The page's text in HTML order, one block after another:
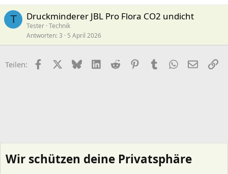
T Druckminderer JBL Pro Flora CO2 undicht
Tester Technik
Antworten 3 5 April 2026
Teilen: FacebookX (Twitter)
BlueskyLinkedIn
Reddit PinterestTumblr WhatsApp
E-Mail
Wir schützen deine Privatsphäre